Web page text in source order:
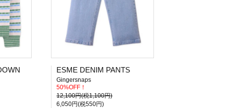
ESME DENIM PANTS
Gingersnaps
50%OFF！
12,100円(税1,100円)
6,050円(税550円)